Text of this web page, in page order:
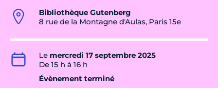
Bibliothèque Gutenberg
8 rue de la Montagne d'Aulas, Paris 15e
Le mercredi 17 septembre 2025
De 15 h à 16 h
Évènement terminé